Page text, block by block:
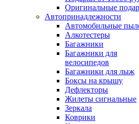
Оригинальные
Автопринадлежности
Автомобильные
Алкотестеры
Багажники
Багажники для
велосипедов
Багажники для лыж
Боксы на крышу
Дефлекторы
Жилеты сигнальные
Зеркала
Коврики